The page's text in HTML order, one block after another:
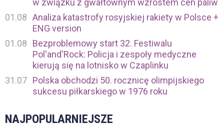
w związku z gwałtownym wzrostem cen paliw
01.08 Analiza katastrofy rosyjskiej rakiety w Polsce +
ENG version
01.08
Bezproblemowy start 32. Festiwalu
Pol'and'Rock: Policja i zespoły medyczne
kierują się na lotnisko w Czaplinku
31.07 Polska obchodzi 50. rocznicę olimpijskiego
sukcesu piłkarskiego w 1976 roku
NAJPOPULARNIEJSZE